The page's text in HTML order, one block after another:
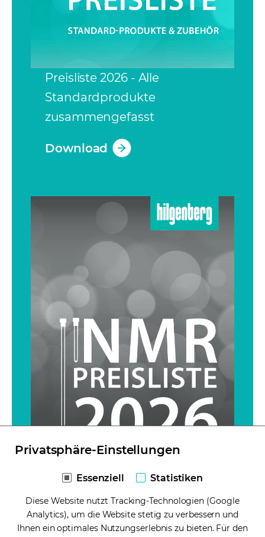
Preisliste 2026 - Alle
Standardprodukte
zusammengefasst
Download
(opens in a new tab)
NMR-Preisliste 2026 - Alle NMR-
Röhrchen und mehr
Privatsphäre-Einstellungen
Essenziell Statistiken
Diese Website nutzt Tracking-Technologien (Google
Analytics), um die Website stetig zu verbessern und
Ihnen ein optimales Nutzungserlebnis zu bieten. Für den